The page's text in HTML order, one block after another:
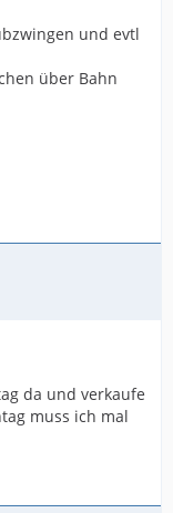
und evtl
über Bahn
da und verkaufe
muss ich mal